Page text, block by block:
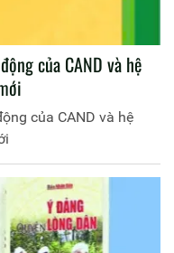
của CAND và hệ
của CAND và hệ